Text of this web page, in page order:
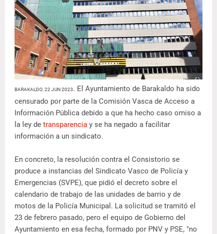
BARAKALDO, 22 JUN 2023. El Ayuntamiento de Barakaldo ha sido
censurado por parte de la Comisión Vasca de Acceso a
Información Pública debido a que ha hecho caso omiso a
la ley de transparencia y se ha negado a facilitar
información a un sindicato.
En concreto, la resolución contra el Consistorio se
produce a instancias del Sindicato Vasco de Policía y
Emergencias (SVPE), que pidió el decreto sobre el
calendario de trabajo de las unidades de barrio y de
motos de la Policía Municipal. La solicitud se tramitó el
23 de febrero pasado, pero el equipo de Gobierno del
Ayuntamiento en esa fecha, formado por PNV y PSE, "no